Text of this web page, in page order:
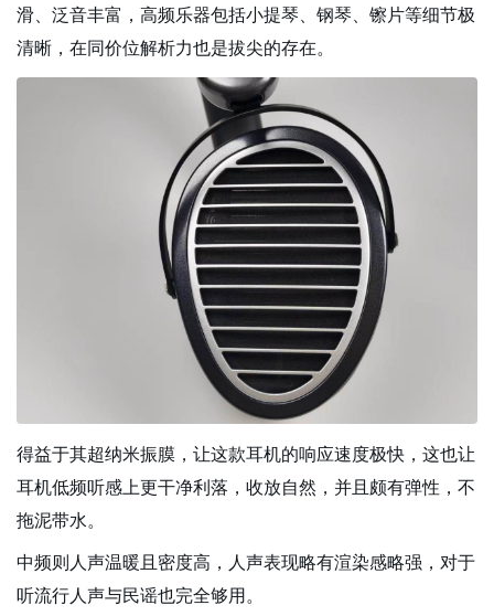
滑、泛音丰富，高频乐器包括小提琴、钢琴、镲片等细节极
清晰，在同价位解析力也是拔尖的存在。
得益于其超纳米振膜，让这款耳机的响应速度极快，这也让
耳机低频听感上更干净利落，收放自然，并且颇有弹性，不
拖泥带水。
中频则人声温暖且密度高，人声表现略有渲染感略强，对于
听流行人声与民谣也完全够用。